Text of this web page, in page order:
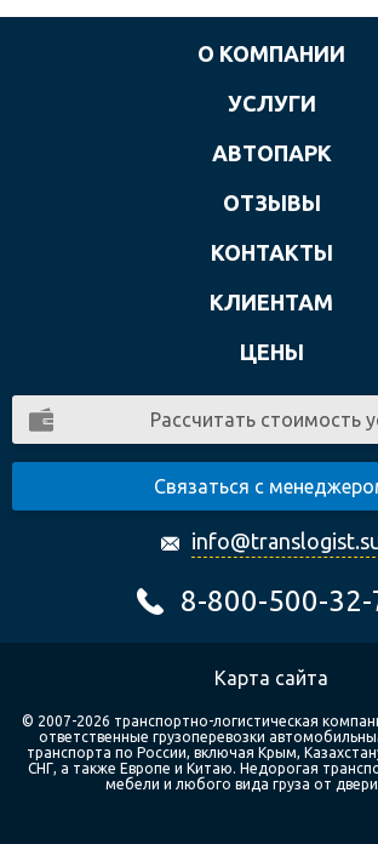
О КОМПАНИИ
УСЛУГИ
АВТОПАРК
ОТЗЫВЫ
КОНТАКТЫ
КЛИЕНТАМ
ЦЕНЫ
Рассчитать стоимость
Связаться с
8-800-500-32-
Карта сайта
© 2007-2026 транспортно-логистическая
ответственные грузоперевозки
транспорта по России, включая Крым,
СНГ, а также Европе и Китаю. Недорогая
мебели и любого вида груза от двери